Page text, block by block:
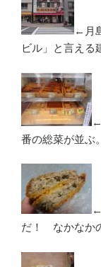
←月
ビル」と言える
番の総菜が並ぶ。
だ！ なかなか